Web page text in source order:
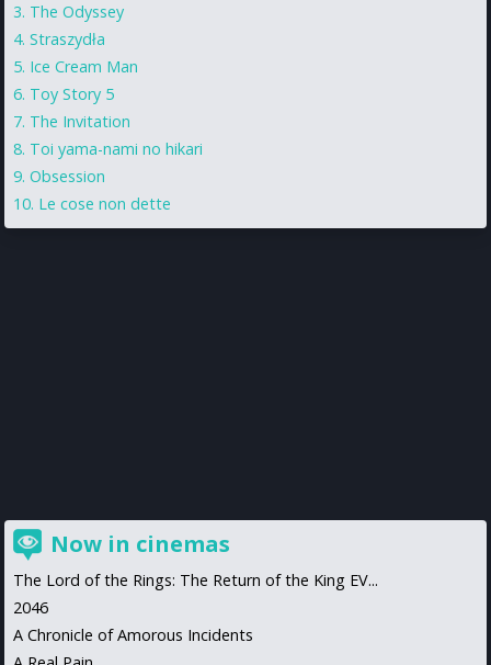
The Odyssey
Straszydła
Ice Cream Man
Toy Story 5
The Invitation
Toi yama-nami no hikari
Obsession
Le cose non dette
Now in cinemas
The Lord of the Rings: The Return of the King EV...
2046
A Chronicle of Amorous Incidents